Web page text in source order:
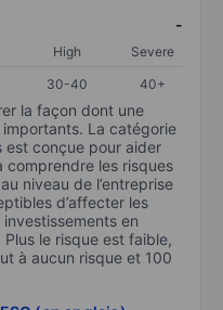
-
High
Severe
30-40 40+
la façon dont une
La catégorie
est conçue pour aider
comprendre les risques
niveau de l’entreprise
d’affecter les
en
le risque est faible,
à aucun risque et 100